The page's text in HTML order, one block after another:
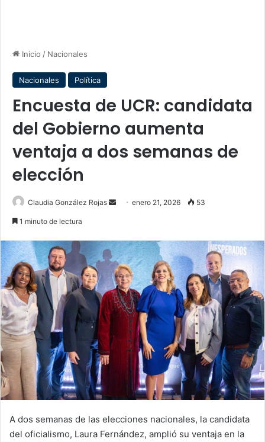
Inicio / Nacionales
Nacionales Política
Encuesta de UCR: candidata
del Gobierno aumenta
ventaja a dos semanas de
elección
Claudia González Rojas
Sendenero 21, 2026 53
1 minuto de lectura
A dos semanas de las elecciones nacionales, la candidata
del oficialismo, Laura Fernández, amplió su ventaja en la